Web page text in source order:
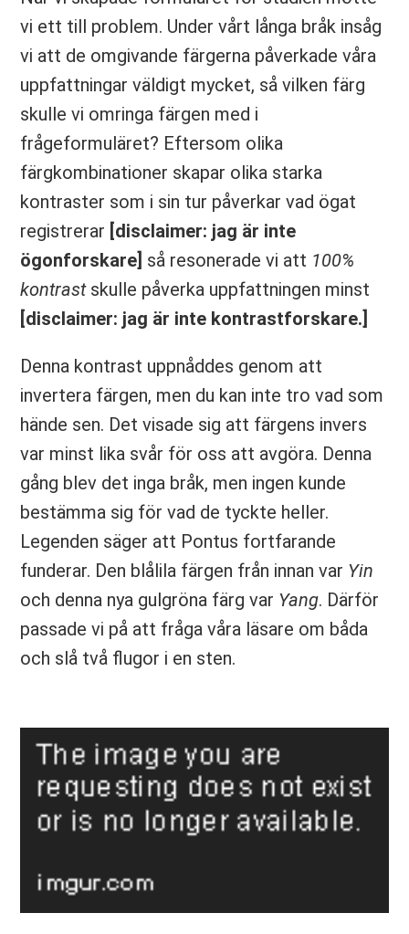
vi ett till problem. Under vårt långa bråk insåg
vi att de omgivande färgerna påverkade våra
uppfattningar väldigt mycket, så vilken färg
skulle vi omringa färgen med i
frågeformuläret? Eftersom olika
färgkombinationer skapar olika starka
kontraster som i sin tur påverkar vad ögat
registrerar [disclaimer: jag är inte
ögonforskare] så resonerade vi att 100%
kontrastskulle påverka uppfattningen minst
[disclaimer: jag är inte kontrastforskare.]
Denna kontrast uppnåddes genom att
invertera färgen, men du kan inte tro vad som
hände sen. Det visade sig att färgens invers
var minst lika svår för oss att avgöra. Denna
gång blev det inga bråk, men ingen kunde
bestämma sig för vad de tyckte heller.
Legenden säger att Pontus fortfarande
funderar. Den blålila färgen från innan var Yin
och denna nya gulgröna färg var Yang. Därför
passade vi på att fråga våra läsare om båda
och slå två flugor i en sten.